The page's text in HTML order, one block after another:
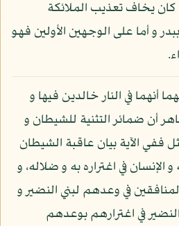
يخاف تعذيب الملائكة
و أما على الوجهين الأولين فهو
أنهما في النار خالدين فيها و
أن ضمائر التثنية للشيطان و
ففي الآية بيان عاقبة الشيطان
الإنسان في اغتراره به و ضلاله، و
في وعدهم لبني النضير و
في اغترارهم بوعدهم